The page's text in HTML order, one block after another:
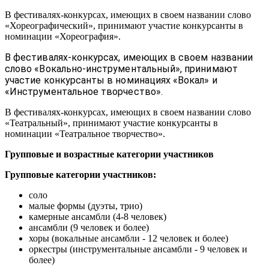
В фестивалях-конкурсах, имеющих в своем названии слово
«Хореографический», принимают участие конкурсанты в
номинации «Хореография».
В фестивалях-конкурсах, имеющих в своем названии
слово «Вокально-инструментальный», принимают
участие конкурсанты в номинациях «Вокал» и
«Инструментальное творчество».
В фестивалях-конкурсах, имеющих в своем названии слово
«Театральный», принимают участие конкурсанты в
номинации «Театральное творчество».
Групповые и возрастные категории участников
Групповые категории участников:
соло
малые формы (дуэты, трио)
камерные ансамбли (4-8 человек)
ансамбли (9 человек и более)
хоры (вокальные ансамбли - 12 человек и более)
оркестры (инструментальные ансамбли - 9 человек и
более)